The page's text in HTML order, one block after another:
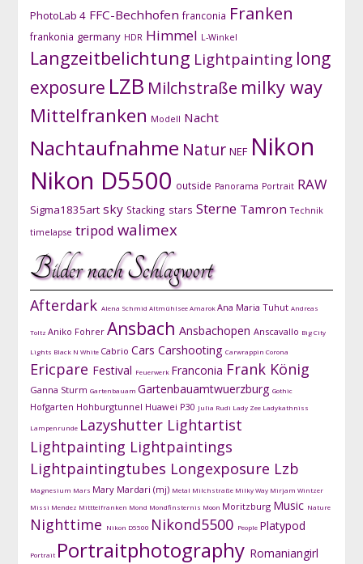
PhotoLab 4 FFC-Bechhofen franconia Franken
frankonia germany HDR Himmel L-Winkel
Langzeitbelichtung Lightpainting long
exposure LZB Milchstraße milky way
Mittelfranken Modell Nacht
Nachtaufnahme Natur NEF Nikon
Nikon D5500 outside Panorama Portrait RAW
Sigma1835art sky Stacking stars Sterne Tamron Technik
timelapse tripod walimex
Bilder nach Schlagwort
Afterdark Alena Schmid AltmühlseeAmarokAna Maria Tuhut Andreas
Toltz Aniko Fohrer Ansbach Ansbachopen Anscavallo Big City
Lights Black N White Cabrio Cars Carshooting Carwrappin Corona
Ericpare Festival Feuerwerk Franconia Frank König
Ganna Sturm Gartenbauam Gartenbauamtwuerzburg Gothic
Hofgarten Hohburgtunnel Huawei P30 Julia Rudi Lady Zee Ladykathniss
Lampenrunde Lazyshutter Lightartist
Lightpainting Lightpaintings
Lightpaintingtubes Longexposure Lzb
Magnesium Mars Mary Mardari (mj) Metal Milchstraße Milky Way Mirjam Wintzer
Missi Mendez Mitttelfranken Mond Mondfinsternis Moon Moritzburg Music Nature
Nighttime Nikon D5500 Nikond5500 People Platypod
Portrait Portraitphotography Romaniangirl